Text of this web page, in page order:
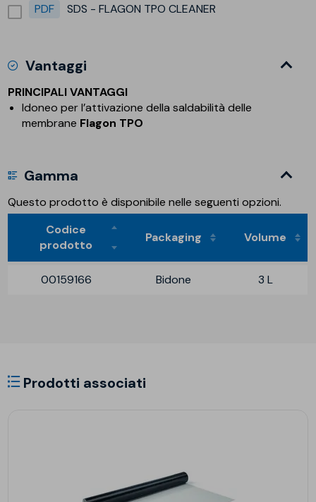
PDF
SDS - FLAGON TPO CLEANER
Vantaggi
PRINCIPALI VANTAGGI
Idoneo per l’attivazione della saldabilità delle
membrane Flagon TPO
Gamma
Questo prodotto è disponibile nelle seguenti opzioni.
Codice
prodotto
Packaging Volume
00159166 Bidone 3 L
Prodotti associati